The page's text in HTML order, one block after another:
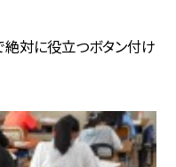
絶対に役立つボタン付け